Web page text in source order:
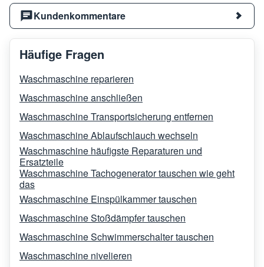
Kundenkommentare
Häufige Fragen
Waschmaschine reparieren
Waschmaschine anschließen
Waschmaschine Transportsicherung entfernen
Waschmaschine Ablaufschlauch wechseln
Waschmaschine häufigste Reparaturen und
Ersatzteile
Waschmaschine Tachogenerator tauschen wie geht
das
Waschmaschine Einspülkammer tauschen
Waschmaschine Stoßdämpfer tauschen
Waschmaschine Schwimmerschalter tauschen
Waschmaschine nivelieren